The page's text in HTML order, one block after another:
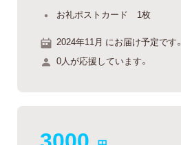
お礼ポストカード 1枚
2024年11月 にお届け予定です。
0人が応援しています。